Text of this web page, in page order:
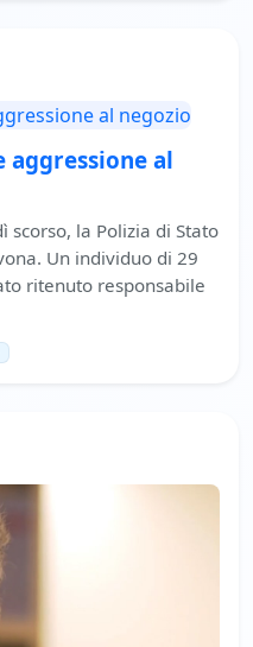
al
scorso, la Polizia di Stato
Un individuo di 29
ritenuto responsabile